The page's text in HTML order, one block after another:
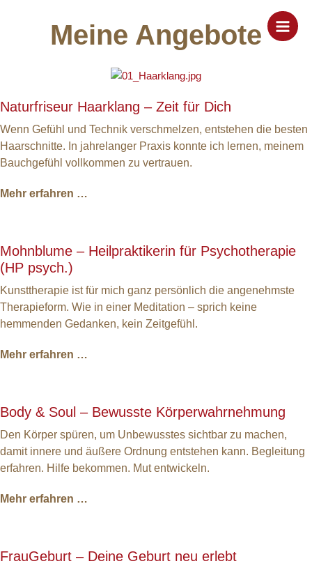
Meine Angebote
Naturfriseur Haarklang – Zeit für Dich
Wenn Gefühl und Technik verschmelzen, entstehen die besten
Haarschnitte. In jahrelanger Praxis konnte ich lernen, meinem
Bauchgefühl vollkommen zu vertrauen.
Mehr erfahren …
Mohnblume – Heilpraktikerin für Psychotherapie
(HP psych.)
Kunsttherapie ist für mich ganz persönlich die angenehmste
Therapieform. Wie in einer Meditation – sprich keine
hemmenden Gedanken, kein Zeitgefühl.
Mehr erfahren …
Body & Soul – Bewusste Körperwahrnehmung
Den Körper spüren, um Unbewusstes sichtbar zu machen,
damit innere und äußere Ordnung entstehen kann. Begleitung
erfahren. Hilfe bekommen. Mut entwickeln.
Mehr erfahren …
FrauGeburt – Deine Geburt neu erlebt